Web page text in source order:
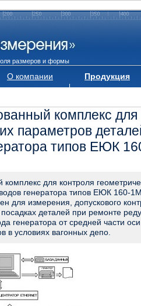
размеров и формы
О компании Продукция
комплекс для
параметров
типов ЕЮК
комплекс для контроля
генератора типов ЕЮК 160-
для измерения, допускового
деталей при ремонте
генератора от средней части
в условиях вагонных депо.